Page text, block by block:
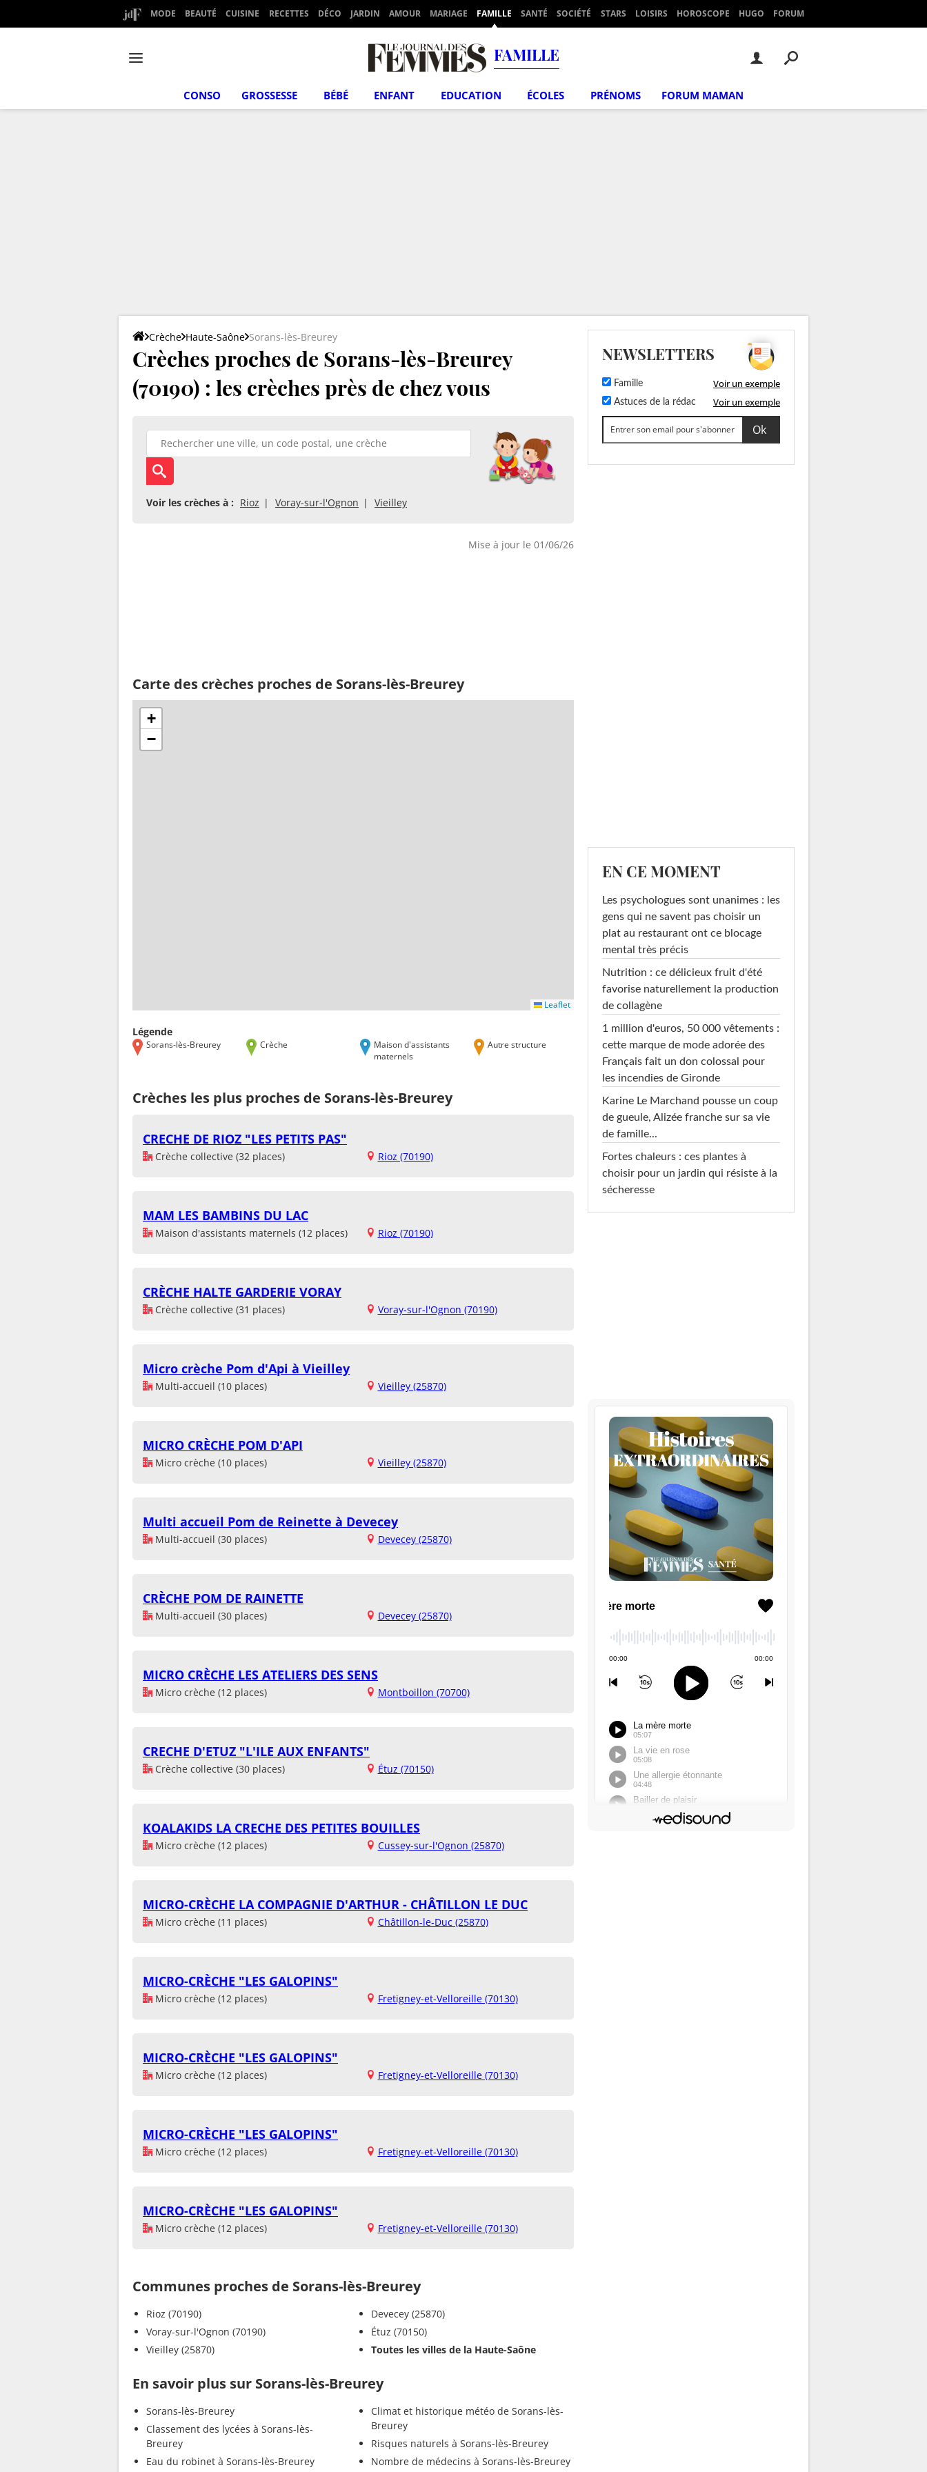
MODE BEAUTÉ CUISINE RECETTES DÉCO JARDIN AMOUR MARIAGE FAMILLE SANTÉ SOCIÉTÉ STARS LOISIRS HOROSCOPE HUGO FORUM
FAMILLE
CONSO GROSSESSE BÉBÉ ENFANT EDUCATION ÉCOLES PRÉNOMS FORUM MAMAN
Crèche Haute-Saône Sorans-lès-Breurey
Crèches proches de Sorans-lès-Breurey
(70190) : les crèches près de chez vous
Voir les crèches à : Rioz Voray-sur-l'Ognon Vieilley
Mise à jour le 01/06/26
Carte des crèches proches de Sorans-lès-Breurey
+
−
Leaflet
Légende
Sorans-lès-Breurey Crèche
Maison d'assistants
maternels
Autre structure
Crèches les plus proches de Sorans-lès-Breurey
CRECHE DE RIOZ "LES PETITS PAS"
Crèche collective (32 places) Rioz (70190)
MAM LES BAMBINS DU LAC
Maison d'assistants maternels (12 places) Rioz (70190)
CRÈCHE HALTE GARDERIE VORAY
Crèche collective (31 places) Voray-sur-l'Ognon (70190)
Micro crèche Pom d'Api à Vieilley
Multi-accueil (10 places) Vieilley (25870)
MICRO CRÈCHE POM D'API
Micro crèche (10 places) Vieilley (25870)
Multi accueil Pom de Reinette à Devecey
Multi-accueil (30 places) Devecey (25870)
CRÈCHE POM DE RAINETTE
Multi-accueil (30 places) Devecey (25870)
MICRO CRÈCHE LES ATELIERS DES SENS
Micro crèche (12 places) Montboillon (70700)
CRECHE D'ETUZ "L'ILE AUX ENFANTS"
Crèche collective (30 places) Étuz (70150)
KOALAKIDS LA CRECHE DES PETITES BOUILLES
Micro crèche (12 places) Cussey-sur-l'Ognon (25870)
MICRO-CRÈCHE LA COMPAGNIE D'ARTHUR - CHÂTILLON LE DUC
Micro crèche (11 places) Châtillon-le-Duc (25870)
MICRO-CRÈCHE "LES GALOPINS"
Micro crèche (12 places) Fretigney-et-Velloreille (70130)
MICRO-CRÈCHE "LES GALOPINS"
Micro crèche (12 places) Fretigney-et-Velloreille (70130)
MICRO-CRÈCHE "LES GALOPINS"
Micro crèche (12 places) Fretigney-et-Velloreille (70130)
MICRO-CRÈCHE "LES GALOPINS"
Micro crèche (12 places) Fretigney-et-Velloreille (70130)
Communes proches de Sorans-lès-Breurey
Rioz (70190)
Voray-sur-l'Ognon (70190)
Vieilley (25870)
Devecey (25870)
Étuz (70150)
Toutes les villes de la Haute-Saône
En savoir plus sur Sorans-lès-Breurey
Sorans-lès-Breurey
Classement des lycées à Sorans-lès-
Breurey
Eau du robinet à Sorans-lès-Breurey
Climat et historique météo de Sorans-lès-
Breurey
Risques naturels à Sorans-lès-Breurey
Nombre de médecins à Sorans-lès-Breurey
NEWSLETTERS
Famille Voir un exemple
Astuces de la rédac Voir un exemple
EN CE MOMENT
Les psychologues sont unanimes : les
gens qui ne savent pas choisir un
plat au restaurant ont ce blocage
mental très précis
Nutrition : ce délicieux fruit d'été
favorise naturellement la production
de collagène
1 million d'euros, 50 000 vêtements :
cette marque de mode adorée des
Français fait un don colossal pour
les incendies de Gironde
Karine Le Marchand pousse un coup
de gueule, Alizée franche sur sa vie
de famille...
Fortes chaleurs : ces plantes à
choisir pour un jardin qui résiste à la
sécheresse